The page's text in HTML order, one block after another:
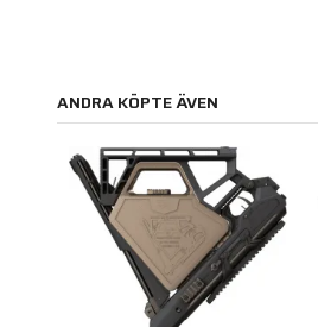
ANDRA KÖPTE ÄVEN